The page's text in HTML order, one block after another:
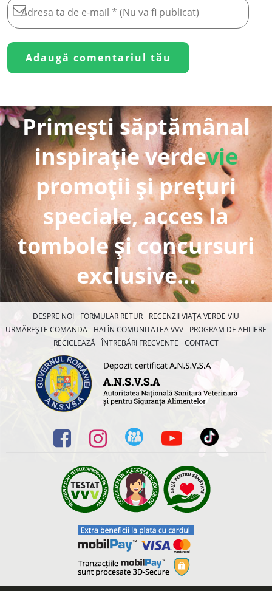
Primești săptămânal
inspirație verdevie
promoții și prețuri
speciale, acces la
tombole și concursuri
exclusive...
DESPRE NOI FORMULAR RETUR
RECENZII VIAȚA VERDE VIU
URMĂREȘTE COMANDA
HAI ÎN COMUNITATEA VVV
PROGRAM DE AFILIERE
RECICLEAZĂ ÎNTREBĂRI FRECVENTE CONTACT